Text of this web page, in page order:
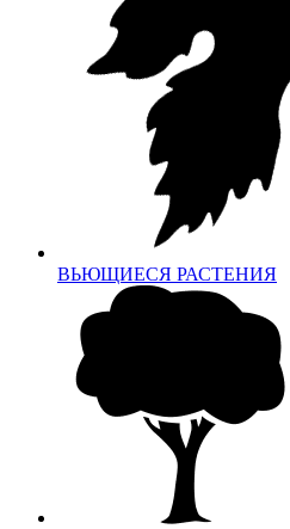
ВЬЮЩИЕСЯ РАСТЕНИЯ